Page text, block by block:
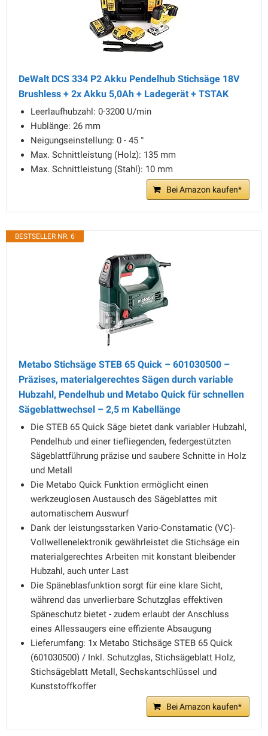
DeWalt DCS 334 P2 Akku Pendelhub Stichsäge 18V
Brushless + 2x Akku 5,0Ah + Ladegerät + TSTAK
Leerlaufhubzahl: 0-3200 U/min
Hublänge: 26 mm
Neigungseinstellung: 0 - 45 °
Max. Schnittleistung (Holz): 135 mm
Max. Schnittleistung (Stahl): 10 mm
Bei Amazon kaufen*
BESTSELLER NR. 6
Metabo Stichsäge STEB 65 Quick – 601030500 –
Präzises, materialgerechtes Sägen durch variable
Hubzahl, Pendelhub und Metabo Quick für schnellen
Sägeblattwechsel – 2,5 m Kabellänge
Die STEB 65 Quick Säge bietet dank variabler Hubzahl,
Pendelhub und einer tiefliegenden, federgestützten
Sägeblattführung präzise und saubere Schnitte in Holz
und Metall
Die Metabo Quick Funktion ermöglicht einen
werkzeuglosen Austausch des Sägeblattes mit
automatischem Auswurf
Dank der leistungsstarken Vario-Constamatic (VC)-
Vollwellenelektronik gewährleistet die Stichsäge ein
materialgerechtes Arbeiten mit konstant bleibender
Hubzahl, auch unter Last
Die Späneblasfunktion sorgt für eine klare Sicht,
während das unverlierbare Schutzglas effektiven
Späneschutz bietet - zudem erlaubt der Anschluss
eines Allessaugers eine effiziente Absaugung
Lieferumfang: 1x Metabo Stichsäge STEB 65 Quick
(601030500) / Inkl. Schutzglas, Stichsägeblatt Holz,
Stichsägeblatt Metall, Sechskantschlüssel und
Kunststoffkoffer
Bei Amazon kaufen*